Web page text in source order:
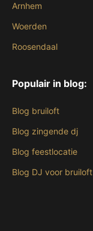
Arnhem
Woerden
Roosendaal
Populair in blog:
Blog bruiloft
Blog zingende dj
Blog feestlocatie
Blog DJ voor bruiloft